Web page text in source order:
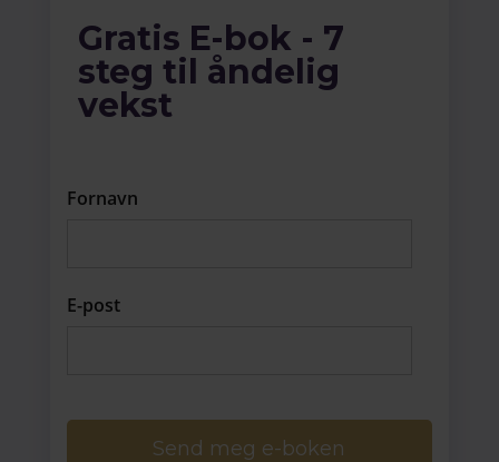
Gratis E-bok - 7
steg til åndelig
vekst
Fornavn
E-post
Send meg e-boken